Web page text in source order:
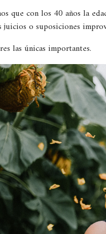
que con los 40 años la
juicios o suposiciones
las únicas importantes.